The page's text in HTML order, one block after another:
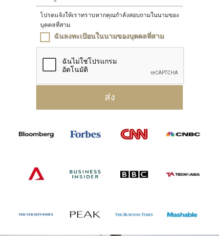
โปรดแจ้งให้เราทราบหากคุณกำลังสอบถามในนามของ
บุคคลที่สาม
ฉันลงทะเบียนในนามของบุคคลที่สาม